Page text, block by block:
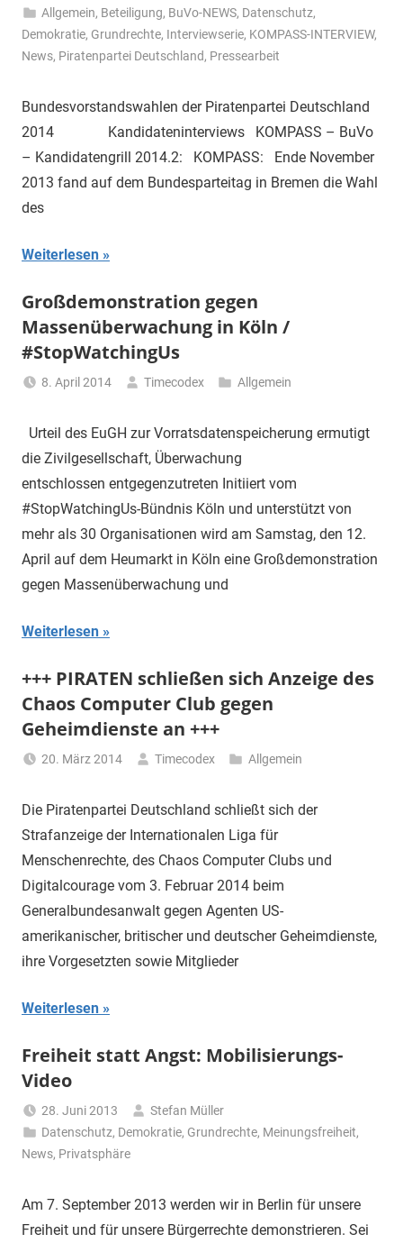
Allgemein, Beteiligung, BuVo-NEWS, Datenschutz,
Demokratie, Grundrechte, Interviewserie, KOMPASS-INTERVIEW,
News, Piratenpartei Deutschland, Pressearbeit
Bundesvorstandswahlen der Piratenpartei Deutschland
2014 Kandidateninterviews KOMPASS – BuVo
– Kandidatengrill 2014.2: KOMPASS: Ende November
2013 fand auf dem Bundesparteitag in Bremen die Wahl
des
Weiterlesen
Großdemonstration gegen
Massenüberwachung in Köln /
#StopWatchingUs
8. April 2014 Timecodex Allgemein
Urteil des EuGH zur Vorratsdatenspeicherung ermutigt
die Zivilgesellschaft, Überwachung
entschlossen entgegenzutreten Initiiert vom
#StopWatchingUs-Bündnis Köln und unterstützt von
mehr als 30 Organisationen wird am Samstag, den 12.
April auf dem Heumarkt in Köln eine Großdemonstration
gegen Massenüberwachung und
Weiterlesen
+++ PIRATEN schließen sich Anzeige des
Chaos Computer Club gegen
Geheimdienste an +++
20. März 2014 Timecodex Allgemein
Die Piratenpartei Deutschland schließt sich der
Strafanzeige der Internationalen Liga für
Menschenrechte, des Chaos Computer Clubs und
Digitalcourage vom 3. Februar 2014 beim
Generalbundesanwalt gegen Agenten US-
amerikanischer, britischer und deutscher Geheimdienste,
ihre Vorgesetzten sowie Mitglieder
Weiterlesen
Freiheit statt Angst: Mobilisierungs-
Video
28. Juni 2013
Stefan Müller
Datenschutz, Demokratie, Grundrechte, Meinungsfreiheit,
News, Privatsphäre
Am 7. September 2013 werden wir in Berlin für unsere
Freiheit und für unsere Bürgerrechte demonstrieren. Sei